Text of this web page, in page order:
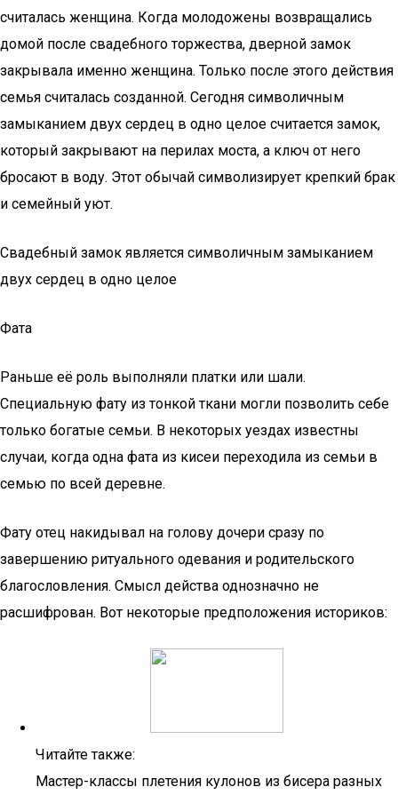
считалась женщина. Когда молодожены возвращались
домой после свадебного торжества, дверной замок
закрывала именно женщина. Только после этого действия
семья считалась созданной. Сегодня символичным
замыканием двух сердец в одно целое считается замок,
который закрывают на перилах моста, а ключ от него
бросают в воду. Этот обычай символизирует крепкий брак
и семейный уют.
Свадебный замок является символичным замыканием
двух сердец в одно целое
Фата
Раньше её роль выполняли платки или шали.
Специальную фату из тонкой ткани могли позволить себе
только богатые семьи. В некоторых уездах известны
случаи, когда одна фата из кисеи переходила из семьи в
семью по всей деревне.
Фату отец накидывал на голову дочери сразу по
завершению ритуального одевания и родительского
благословления. Смысл действа однозначно не
расшифрован. Вот некоторые предположения историков:
Читайте также:
Мастер-классы плетения кулонов из бисера разных